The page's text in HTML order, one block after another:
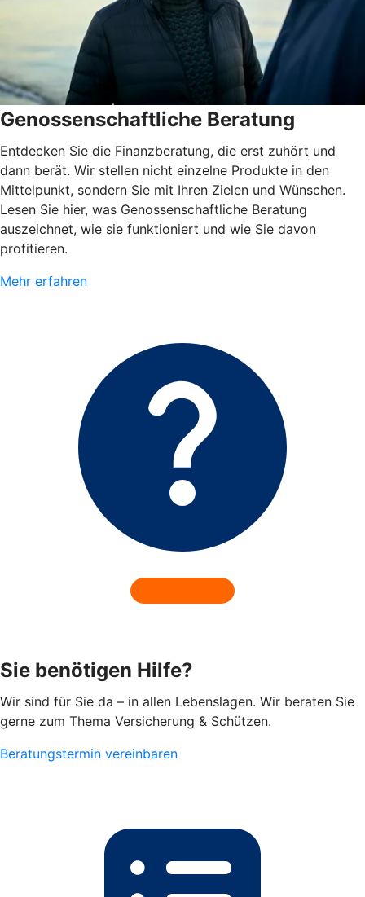
Genossenschaftliche Beratung
Entdecken Sie die Finanzberatung, die erst zuhört und
dann berät. Wir stellen nicht einzelne Produkte in den
Mittelpunkt, sondern Sie mit Ihren Zielen und Wünschen.
Lesen Sie hier, was Genossenschaftliche Beratung
auszeichnet, wie sie funktioniert und wie Sie davon
profitieren.
Mehr erfahren
Sie benötigen Hilfe?
Wir sind für Sie da – in allen Lebenslagen. Wir beraten Sie
gerne zum Thema Versicherung & Schützen.
Beratungstermin vereinbaren